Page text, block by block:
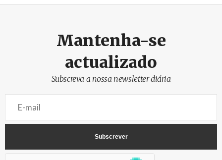
Mantenha-se
actualizado
Subscreva a nossa newsletter diária